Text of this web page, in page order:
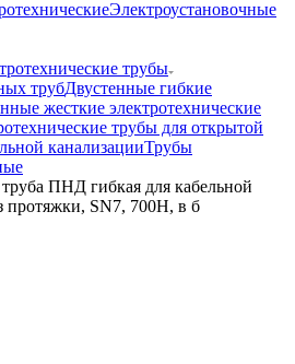
Электроустановочные
трубы
трубДвустенные гибкие
жесткие электротехнические
трубы для открытой
канализацииТрубы
ПНД гибкая для кабельной
протяжки, SN7, 700Н, в б